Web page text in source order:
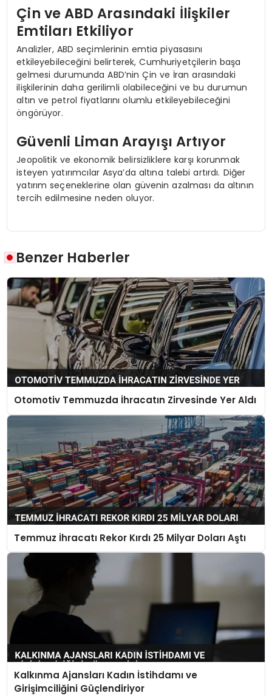
Çin ve ABD Arasındaki İlişkiler
Emtiları Etkiliyor
Analizler, ABD seçimlerinin emtia piyasasını
etkileyebileceğini belirterek, Cumhuriyetçilerin başa
gelmesi durumunda ABD’nin Çin ve İran arasındaki
ilişkilerinin daha gerilimli olabileceğini ve bu durumun
altın ve petrol fiyatlarını olumlu etkileyebileceğini
öngörüyor.
Güvenli Liman Arayışı Artıyor
Jeopolitik ve ekonomik belirsizliklere karşı korunmak
isteyen yatırımcılar Asya’da altına talebi artırdı. Diğer
yatırım seçeneklerine olan güvenin azalması da altının
tercih edilmesine neden oluyor.
Benzer Haberler
Otomotiv Temmuzda İhracatın Zirvesinde Yer Aldı
Temmuz İhracatı Rekor Kırdı 25 Milyar Doları Aştı
Kalkınma Ajansları Kadın İstihdamı ve
Girişimciliğini Güçlendiriyor